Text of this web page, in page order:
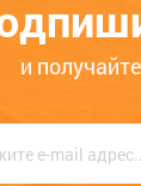
147 ОПТ.
00000008836
и